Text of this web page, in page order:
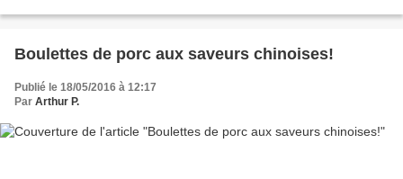
Boulettes de porc aux saveurs chinoises!
Publié le 18/05/2016 à 12:17
Par Arthur P.